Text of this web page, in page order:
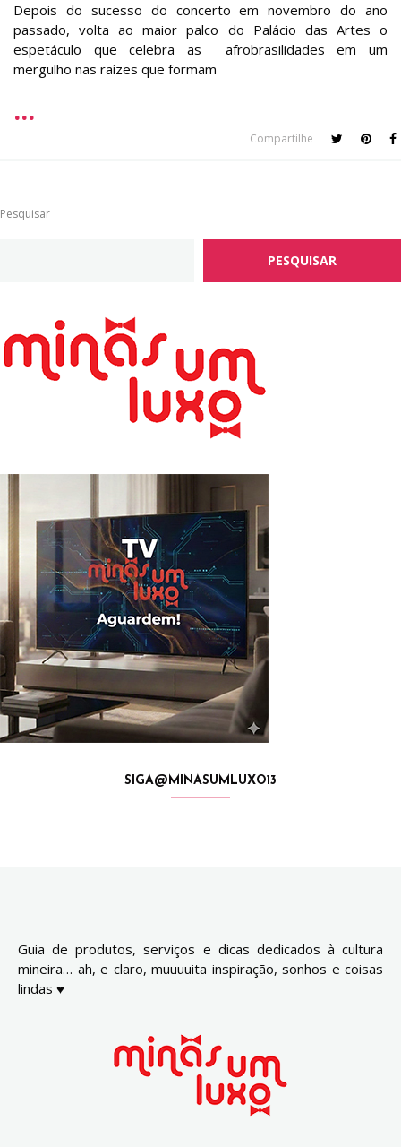
Depois do sucesso do concerto em novembro do ano
passado, volta ao maior palco do Palácio das Artes o
espetáculo que celebra as afrobrasilidades em um
mergulho nas raízes que formam
Compartilhe
Pesquisar
PESQUISAR
SIGA@MINASUMLUXO13
Guia de produtos, serviços e dicas dedicados à cultura
mineira… ah, e claro, muuuuita inspiração, sonhos e coisas
lindas ♥